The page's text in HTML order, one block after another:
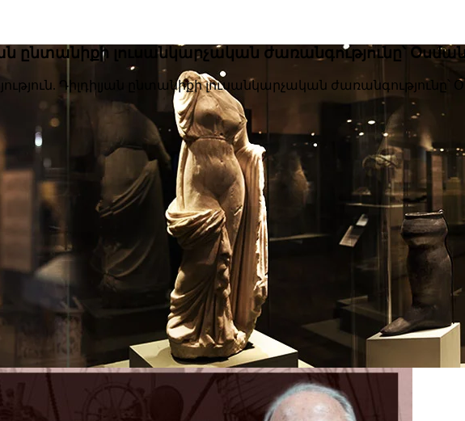
ընտանիքի լուսանկարչական ժառանգությունը՝
Դիլդիլյան ընտանիքի լուսանկարչական ժառանգությունը՝